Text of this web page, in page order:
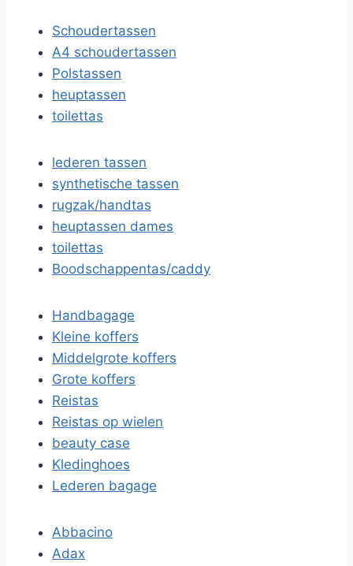
Schoudertassen
A4 schoudertassen
Polstassen
heuptassen
toilettas
lederen tassen
synthetische tassen
rugzak/handtas
heuptassen dames
toilettas
Boodschappentas/caddy
Handbagage
Kleine koffers
Middelgrote koffers
Grote koffers
Reistas
Reistas op wielen
beauty case
Kledinghoes
Lederen bagage
Abbacino
Adax